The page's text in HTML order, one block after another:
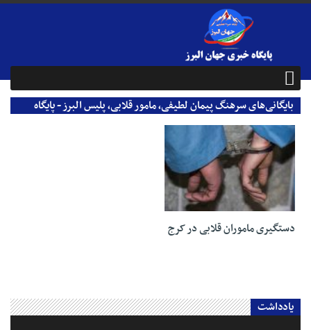
بایگانی‌های سرهنگ پیمان لطیفی، مامور قلابی، پلیس البرز - پایگاه
خبری جهان البرز
06 آبان 1403
دستگیری ماموران قلابی در کرج
یادداشت